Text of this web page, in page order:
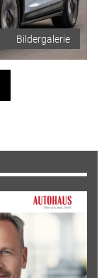
Bildergalerie